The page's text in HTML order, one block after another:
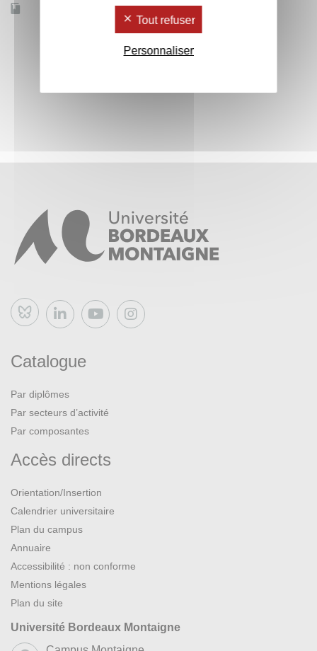
Accessible à distance Non
Bluesky
Catalogue
Par diplômes
Par secteurs d’activité
Par composantes
Accès directs
Orientation/Insertion
Calendrier universitaire
Plan du campus
Annuaire
Accessibilité : non conforme
Mentions légales
Plan du site
Université Bordeaux Montaigne
Tout refuser
Personnaliser